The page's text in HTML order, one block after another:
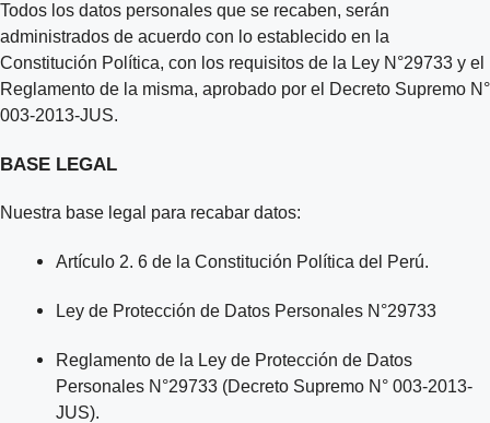
Todos los datos personales que se recaben, serán
administrados de acuerdo con lo establecido en la
Constitución Política, con los requisitos de la Ley N°29733 y el
Reglamento de la misma, aprobado por el Decreto Supremo N°
003-2013-JUS.
BASE LEGAL
Nuestra base legal para recabar datos:
Artículo 2. 6 de la Constitución Política del Perú.
Ley de Protección de Datos Personales N°29733
Reglamento de la Ley de Protección de Datos
Personales N°29733 (Decreto Supremo N° 003-2013-
JUS).